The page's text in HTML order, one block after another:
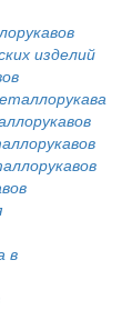
изделий
в